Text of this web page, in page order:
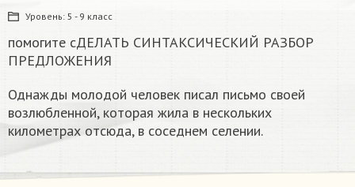
Уровень: 5 - 9 класс
помогите сДЕЛАТЬ СИНТАКСИЧЕСКИЙ РАЗБОР
ПРЕДЛОЖЕНИЯ
Однажды молодой человек писал письмо своей
возлюбленной, которая жила в нескольких
километрах отсюда, в соседнем селении.